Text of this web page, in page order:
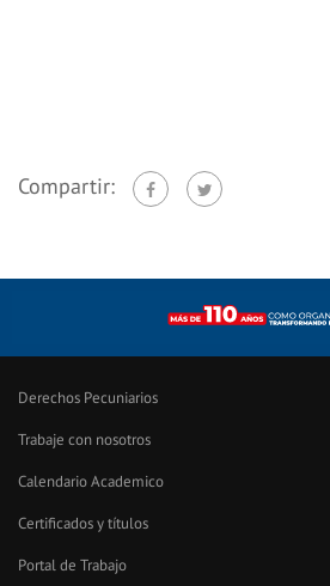
Compartir:
Derechos Pecuniarios
Trabaje con nosotros
Calendario Academico
Certificados y títulos
Portal de Trabajo